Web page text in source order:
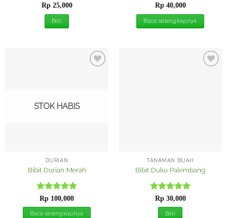
Dinilai5
dari 5
Rp25,000
Beli
Dinilai5
dari 5
Rp40,000
Baca selengkapnya
STOK HABIS
DURIAN
Bibit Durian Merah
Dinilai 5
dari 5
Rp 100,000
Baca selengkapnya
TANAMAN BUAH
Bibit Duku Palembang
Dinilai5
dari 5
Rp30,000
Beli